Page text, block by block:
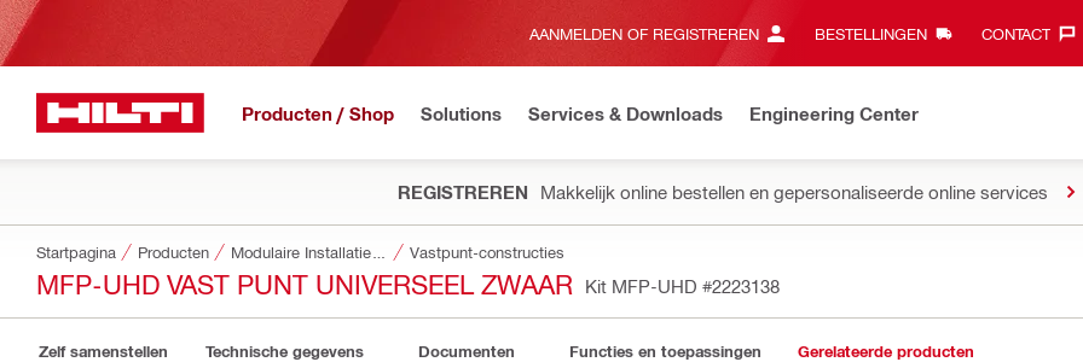
AANMELDEN OF REGISTREREN BESTELLINGEN CONTACT‎
Producten / Shop Solutions Services & Downloads Engineering Center
REGISTREREN Makkelijk online bestellen en gepersonaliseerde online services
Startpagina Producten Vastpunt-constructies
MFP-UHD VAST PUNT UNIVERSEEL ZWAAR Kit MFP-UHD #2223138
Zelf samenstellen Technische gegevens Documenten Functies en toepassingen Gerelateerde producten